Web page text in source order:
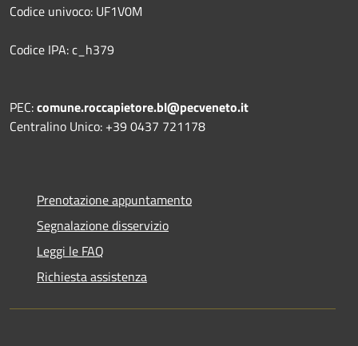
Codice univoco: UF1V0M
Codice IPA: c_h379
PEC:comune.roccapietore.bl@pecveneto.it
Centralino Unico: +39 0437 721178
Prenotazione appuntamento
Segnalazione disservizio
Leggi le FAQ
Richiesta assistenza